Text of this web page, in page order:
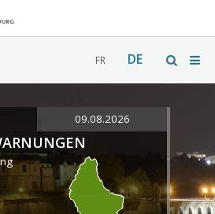
FR DE
09.08.2026